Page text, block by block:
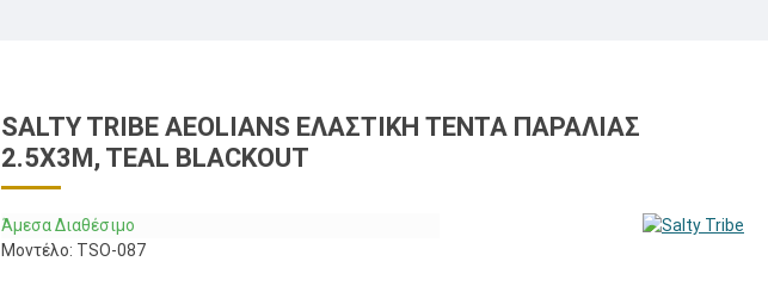
SALTY TRIBE AEOLIANS ΕΛΑΣΤΙΚΉ ΤΈΝΤΑ ΠΑΡΑΛΊΑΣ
2.5X3M, TEAL BLACKOUT
Άμεσα Διαθέσιμο
Μοντέλο: TSO-087